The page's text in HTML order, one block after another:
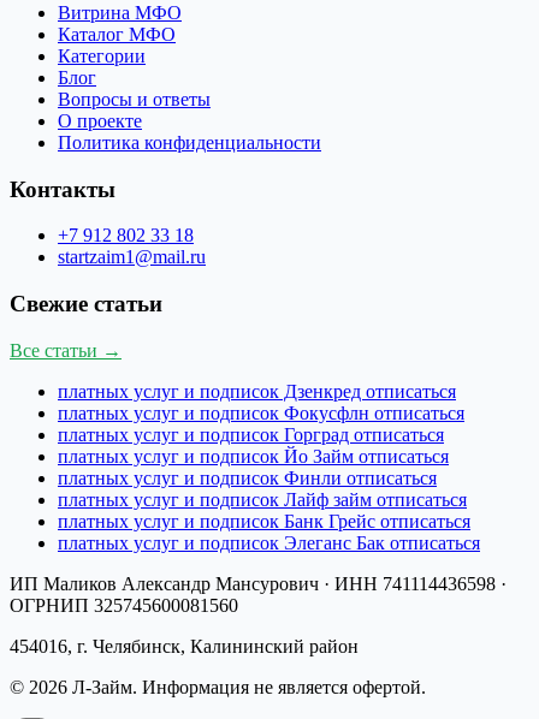
Витрина МФО
Каталог МФО
Категории
Блог
Вопросы и ответы
О проекте
Политика конфиденциальности
Контакты
+7 912 802 33 18
startzaim1@mail.ru
Свежие статьи
Все статьи →
платных услуг и подписок Дзенкред отписаться
платных услуг и подписок Фокусфлн отписаться
платных услуг и подписок Горград отписаться
платных услуг и подписок Йо Займ отписаться
платных услуг и подписок Финли отписаться
платных услуг и подписок Лайф займ отписаться
платных услуг и подписок Банк Грейс отписаться
платных услуг и подписок Элеганс Бак отписаться
ИП Маликов Александр Мансурович · ИНН 741114436598 ·
ОГРНИП 325745600081560
454016, г. Челябинск, Калининский район
© 2026 Л-Займ. Информация не является офертой.